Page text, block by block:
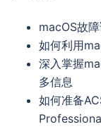
macOS故
如何利用
深入掌握
多信息
如何准备
Professional